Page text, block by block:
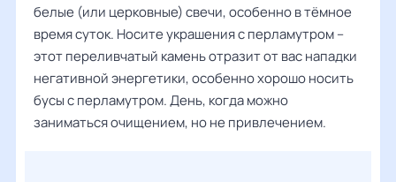
белые (или церковные) свечи, особенно в тёмное
время суток. Носите украшения с перламутром –
этот переливчатый камень отразит от вас нападки
негативной энергетики, особенно хорошо носить
бусы с перламутром. День, когда можно
заниматься очищением, но не привлечением.